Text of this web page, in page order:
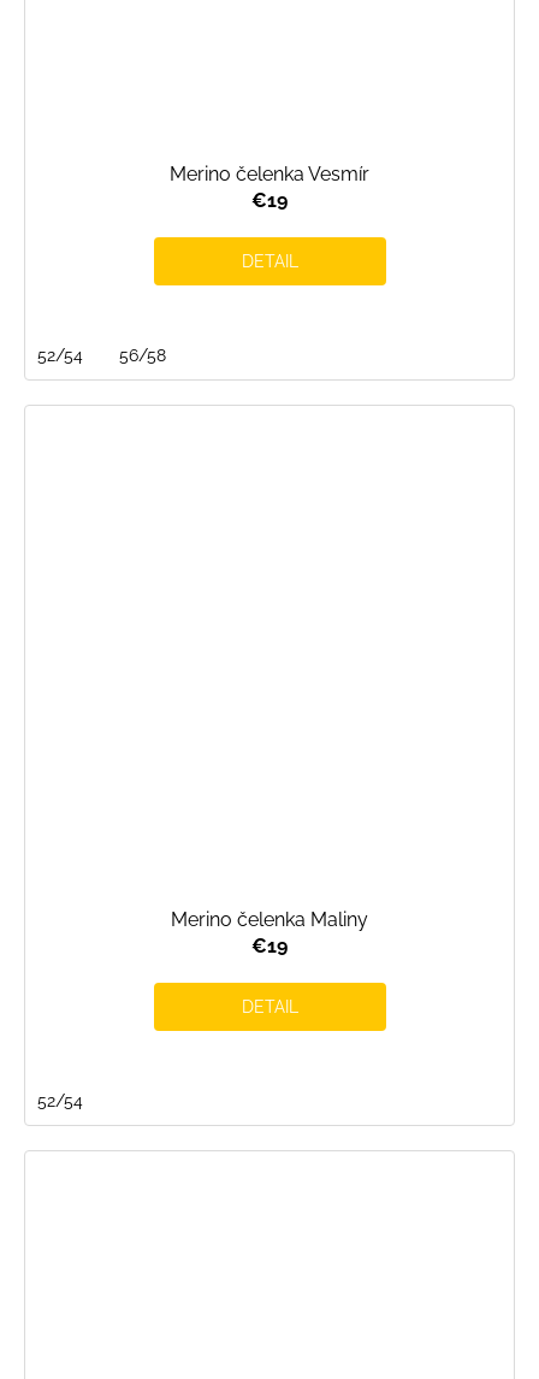
Merino čelenka Vesmír
€19
DETAIL
52/54 56/58
Merino čelenka Maliny
€19
DETAIL
52/54